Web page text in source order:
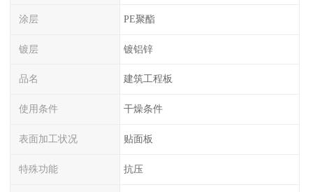
涂层 PE聚酯
镀层 镀铝锌
品名 建筑工程板
使用条件 干燥条件
表面加工状况 贴面板
特殊功能 抗压